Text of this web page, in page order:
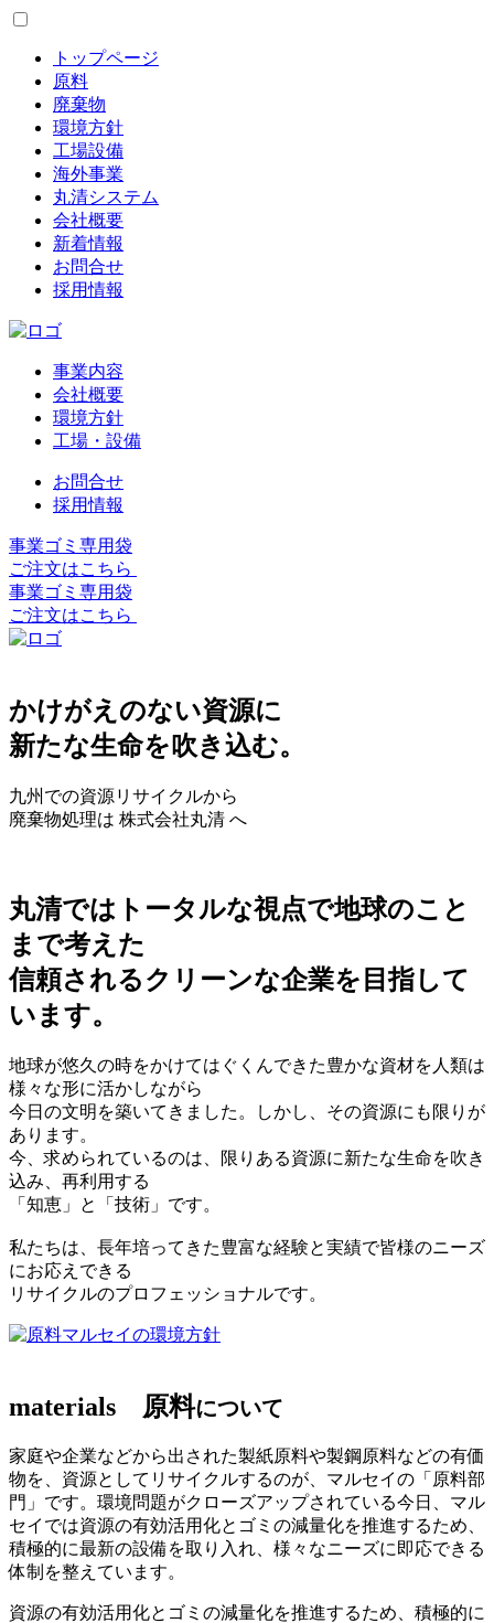
トップページ
原料
廃棄物
環境方針
工場設備
海外事業
丸清システム
会社概要
新着情報
お問合せ
採用情報
事業内容
会社概要
環境方針
工場・設備
お問合せ
採用情報
事業ゴミ専用袋
ご注文はこちら
事業ゴミ専用袋
ご注文はこちら
かけがえのない資源に
新たな生命を吹き込む。
九州での資源リサイクルから
廃棄物処理は 株式会社丸清 へ
丸清ではトータルな視点で地球のこと
まで考えた
信頼されるクリーンな企業を目指して
います。
地球が悠久の時をかけてはぐくんできた豊かな資材を人類は
様々な形に活かしながら
今日の文明を築いてきました。しかし、その資源にも限りが
あります。
今、求められているのは、限りある資源に新たな生命を吹き
込み、再利用する
「知恵」と「技術」です。
私たちは、長年培ってきた豊富な経験と実績で皆様のニーズ
にお応えできる
リサイクルのプロフェッショナルです。
マルセイの環境方針
materials 原料について
家庭や企業などから出された製紙原料や製鋼原料などの有価
物を、資源としてリサイクルするのが、マルセイの「原料部
門」です。環境問題がクローズアップされている今日、マル
セイでは資源の有効活用化とゴミの減量化を推進するため、
積極的に最新の設備を取り入れ、様々なニーズに即応できる
体制を整えています。
資源の有効活用化とゴミの減量化を推進するため、積極的に